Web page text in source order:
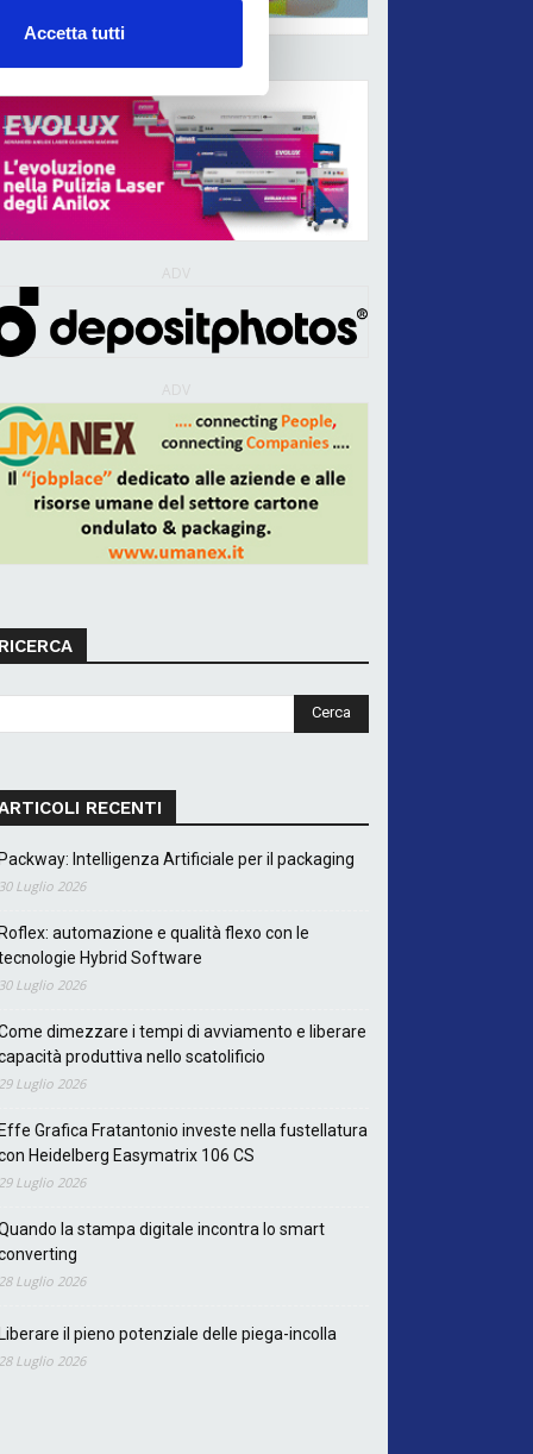
Accetta tutti
ADV
RECENTI
Intelligenza Artificiale per il packaging
Luglio 2026
automazione e qualità flexo con le
Hybrid Software
Luglio 2026
dimezzare i tempi di avviamento e liberare
produttiva nello scatolificio
Luglio 2026
Grafica Fratantonio investe nella fustellatura
Heidelberg Easymatrix 106 CS
Luglio 2026
la stampa digitale incontra lo smart
Luglio 2026
il pieno potenziale delle piega-incolla
Luglio 2026